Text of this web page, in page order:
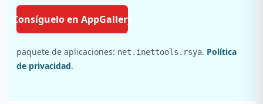
Consíguelo en AppGallery
paquete de aplicaciones: net.inettools.rsya. Política
de privacidad.